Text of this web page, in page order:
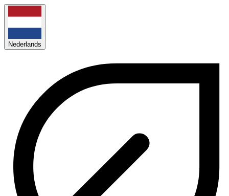
Nederlands